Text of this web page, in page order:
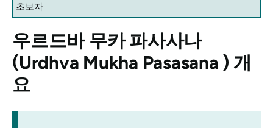
초보자
우르드바 무카 파사사나
(Urdhva Mukha Pasasana ) 개
요